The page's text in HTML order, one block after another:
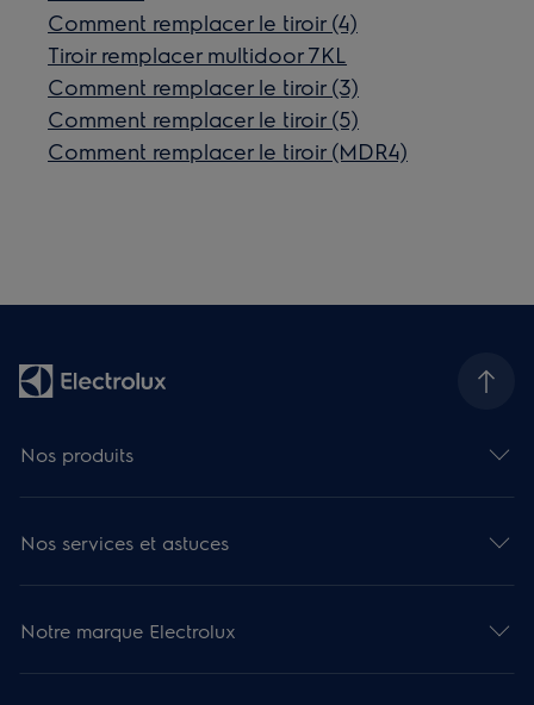
Comment remplacer le tiroir (4)
Tiroir remplacer multidoor 7KL
Comment remplacer le tiroir (3)
Comment remplacer le tiroir (5)
Comment remplacer le tiroir (MDR4)
Nos produits
Nos services et astuces
Notre marque Electrolux